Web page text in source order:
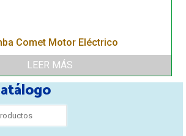
Comet Motor Eléctrico
LEER MÁS